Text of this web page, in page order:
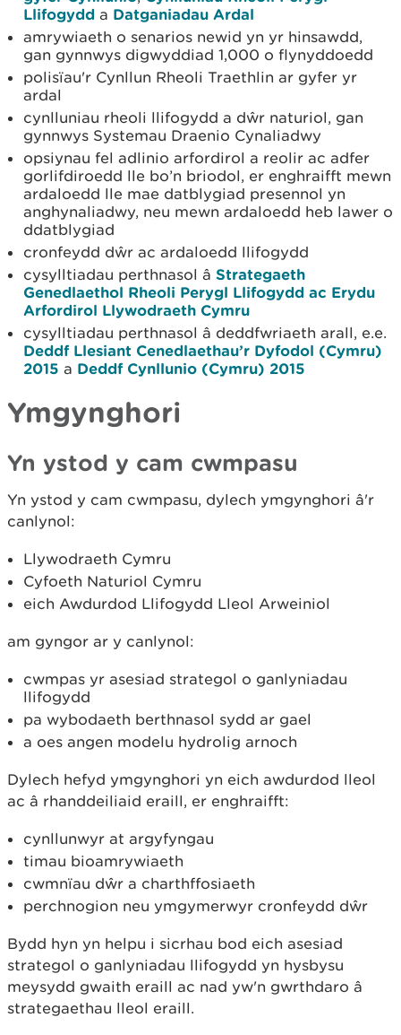
Llifogydd a Datganiadau Ardal
amrywiaeth o senarios newid yn yr hinsawdd,
gan gynnwys digwyddiad 1,000 o flynyddoedd
polisïau'r Cynllun Rheoli Traethlin ar gyfer yr
ardal
cynlluniau rheoli llifogydd a dŵr naturiol, gan
gynnwys Systemau Draenio Cynaliadwy
opsiynau fel adlinio arfordirol a reolir ac adfer
gorlifdiroedd lle bo’n briodol, er enghraifft mewn
ardaloedd lle mae datblygiad presennol yn
anghynaliadwy, neu mewn ardaloedd heb lawer o
ddatblygiad
cronfeydd dŵr ac ardaloedd llifogydd
cysylltiadau perthnasol â Strategaeth
Genedlaethol Rheoli Perygl Llifogydd ac Erydu
Arfordirol Llywodraeth Cymru
cysylltiadau perthnasol â deddfwriaeth arall, e.e.
Deddf Llesiant Cenedlaethau’r Dyfodol (Cymru)
2015 a Deddf Cynllunio (Cymru) 2015
Ymgynghori
Yn ystod y cam cwmpasu
Yn ystod y cam cwmpasu, dylech ymgynghori â'r
canlynol:
Llywodraeth Cymru
Cyfoeth Naturiol Cymru
eich Awdurdod Llifogydd Lleol Arweiniol
am gyngor ar y canlynol:
cwmpas yr asesiad strategol o ganlyniadau
llifogydd
pa wybodaeth berthnasol sydd ar gael
a oes angen modelu hydrolig arnoch
Dylech hefyd ymgynghori yn eich awdurdod lleol
ac â rhanddeiliaid eraill, er enghraifft:
cynllunwyr at argyfyngau
timau bioamrywiaeth
cwmnïau dŵr a charthffosiaeth
perchnogion neu ymgymerwyr cronfeydd dŵr
Bydd hyn yn helpu i sicrhau bod eich asesiad
strategol o ganlyniadau llifogydd yn hysbysu
meysydd gwaith eraill ac nad yw'n gwrthdaro â
strategaethau lleol eraill.